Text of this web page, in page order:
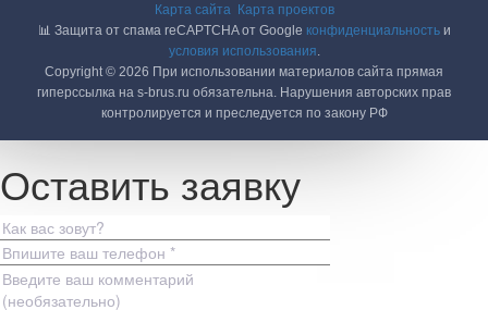
Карта сайта
Карта проектов
📊 Защита от спама reCAPTCHA от Google конфиденциальностьи
условия использования.
Copyright © 2026 При использовании материалов сайта прямая
гиперссылка на s-brus.ru обязательна. Нарушения авторских прав
контролируется и преследуется по закону РФ
Оставить заявку